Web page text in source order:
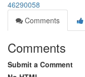
46290058
Comments
Comments
Submit a Comment